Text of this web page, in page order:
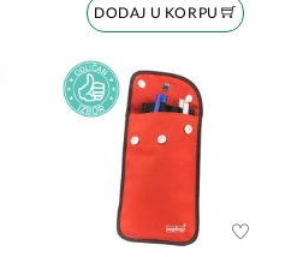
DODAJ U KORPU